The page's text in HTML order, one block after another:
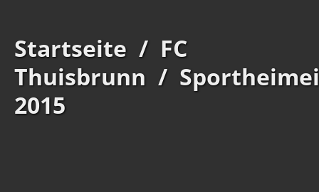
Startseite / FC
Thuisbrunn /
2015